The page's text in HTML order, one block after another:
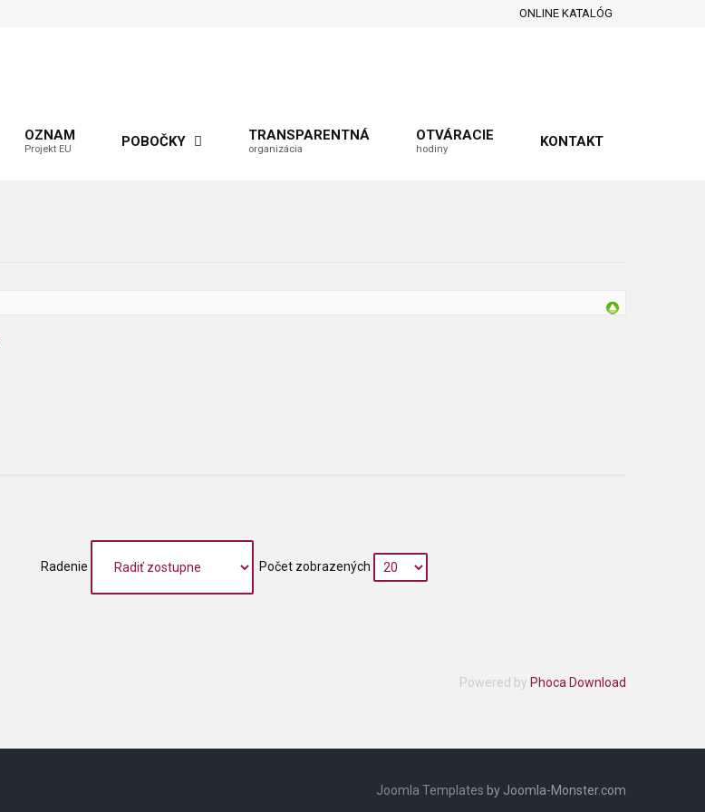
ONLINE KATALÓG
OZNAM
Projekt EU POBOČKY TRANSPARENTNÁ
organizácia
OTVÁRACIE
hodiny KONTAKT
Radenie Počet zobrazených
Powered by Phoca Download
Joomla Templates by Joomla-Monster.com